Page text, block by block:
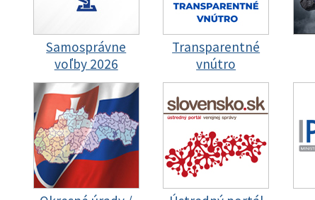
Samosprávne
voľby 2026
Transparentné
vnútro